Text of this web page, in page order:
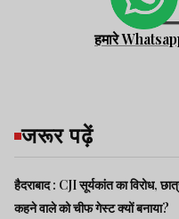
हमारे
जरूर पढ़ें
हैदराबाद : CJI सूर्यकांत का विरोध,
कहने वाले को चीफ गेस्ट क्यों बनाया?